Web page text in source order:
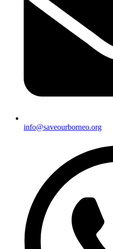
info@saveourborneo.org